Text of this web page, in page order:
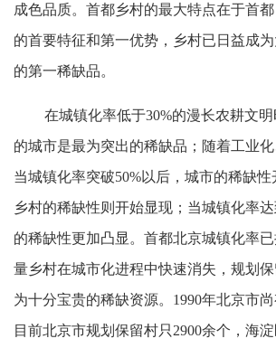
成色品质。首都乡村的最大特点在于首
的首要特征和第一优势，乡村已日益成
的第一稀缺品。
在城镇化率低于30%的漫长农耕文
的城市是最为突出的稀缺品；随着工业化
当城镇化率突破50%以后，城市的稀缺
乡村的稀缺性则开始显现；当城镇化率
的稀缺性更加凸显。首都北京城镇化率
量乡村在城市化进程中快速消失，规划
为十分宝贵的稀缺资源。1990年北京市尚
目前北京市规划保留村只2900余个，海